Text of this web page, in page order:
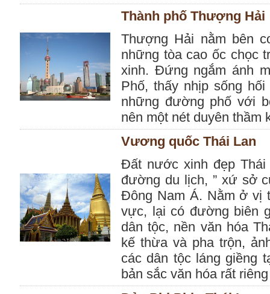
Thành phố Thượng Hải
Thượng Hải nằm bên
những tòa cao ốc chọc
xinh. Đứng ngắm ánh
Phố, thấy nhịp sống
những đường phố với
nên một nét duyên thầm
Vương quốc Thái Lan
Đất nước xinh đẹp
đường du lịch, ” xứ sở
Đông Nam Á. Nằm ở vị
vực, lại có đường biên
dân tộc, nền văn hóa
kế thừa và pha trộn,
các dân tộc láng giềng
bản sắc văn hóa rất riêng